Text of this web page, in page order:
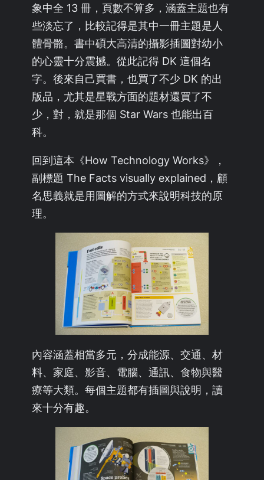
象中全 13 冊，頁數不算多，涵蓋主題也有
些淡忘了，比較記得是其中一冊主題是人
體骨骼。書中碩大高清的攝影插圖對幼小
的心靈十分震撼。從此記得 DK 這個名
字。後來自己買書，也買了不少 DK 的出
版品，尤其是星戰方面的題材還買了不
少，對，就是那個 Star Wars 也能出百
科。
回到這本《How Technology Works》，
副標題 The Facts visually explained，顧
名思義就是用圖解的方式來說明科技的原
理。
內容涵蓋相當多元，分成能源、交通、材
料、家庭、影音、電腦、通訊、食物與醫
療等大類。每個主題都有插圖與說明，讀
來十分有趣。